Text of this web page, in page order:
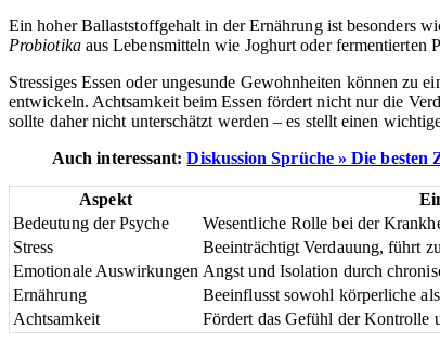
Ein hoher Ballaststoffgehalt in der Ernährung ist besonders
Probiotikaaus Lebensmitteln wie Joghurt oder fermentierten
Stressiges Essen oder ungesunde Gewohnheiten können zu
entwickeln. Achtsamkeit beim Essen fördert nicht nur die
sollte daher nicht unterschätzt werden – es stellt einen
Auch interessant:Diskussion Sprüche » Die besten
Aspekt
Bedeutung der Psyche
Wesentliche Rolle bei der
Stress
Beeinträchtigt Verdauung, führt
Emotionale Auswirkungen Angst und Isolation durch
Ernährung
Beeinflusst sowohl körperliche
Achtsamkeit
Fördert das Gefühl der Kontrolle